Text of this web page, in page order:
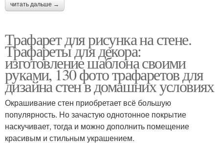
читать дальше →
Трафарет для рисунка на стене.
Трафареты для декора:
изготовление шаблона своими
руками, 130 фото трафаретов для
дизайна стен в домашних условиях
Окрашивание стен приобретает всё большую
популярность. Но зачастую однотонное покрытие
наскучивает, тогда и можно дополнить помещение
красивым и стильным украшением.